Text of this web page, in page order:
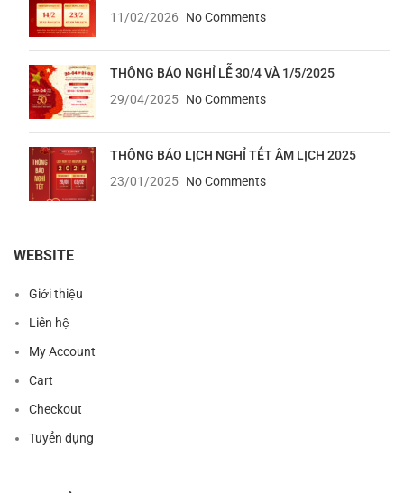
11/02/2026
No Comments
THÔNG BÁO NGHỈ LỄ 30/4 VÀ 1/5/2025
29/04/2025 No Comments
THÔNG BÁO LỊCH NGHỈ TẾT ÂM LỊCH 2025
23/01/2025 No Comments
WEBSITE
Giới thiệu
Liên hệ
My Account
Cart
Checkout
Tuyển dụng